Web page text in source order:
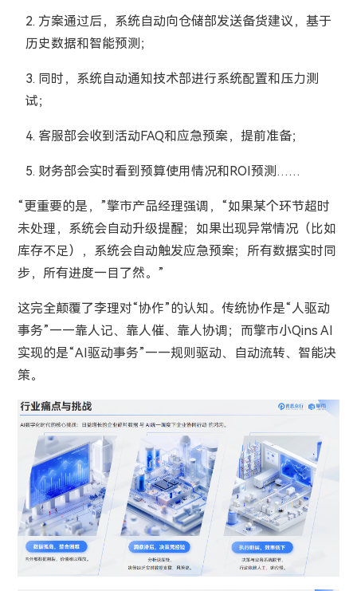
2. 方案通过后，系统自动向仓储部发送备货建议，基于
历史数据和智能预测；
3. 同时，系统自动通知技术部进行系统配置和压力测
试；
4. 客服部会收到活动FAQ和应急预案，提前准备；
5. 财务部会实时看到预算使用情况和ROI预测……
“更重要的是，”擎市产品经理强调，“如果某个环节超时
未处理，系统会自动升级提醒；如果出现异常情况（比如
库存不足），系统会自动触发应急预案；所有数据实时同
步，所有进度一目了然。”
这完全颠覆了李理对“协作”的认知。传统协作是“人驱动
事务”——靠人记、靠人催、靠人协调；而擎市小Qins AI
实现的是“AI驱动事务”——规则驱动、自动流转、智能决
策。